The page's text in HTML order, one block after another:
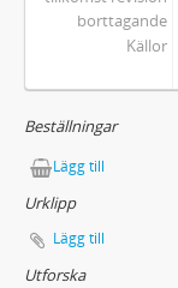
borttagande
Källor
Beställningar
Lägg till
Urklipp
Lägg till
Utforska